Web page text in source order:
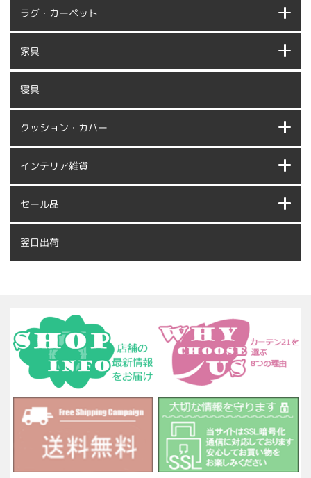
ラグ・カーペット
家具
寝具
クッション・カバー
インテリア雑貨
セール品
翌日出荷